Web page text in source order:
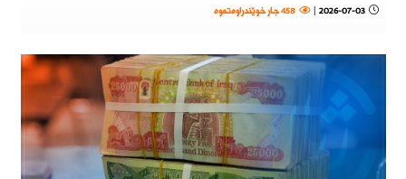
2026-07-03
| 458 جار خوێندراوەتەوە